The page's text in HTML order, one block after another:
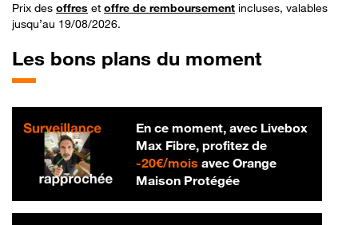
Prix des offres et offre de remboursement incluses, valables
jusqu’au 19/08/2026.
Les bons plans du moment
En ce moment, avec Livebox
Max Fibre, profitez de
-20€/mois20 € par mois
avec Orange
Maison Protégée